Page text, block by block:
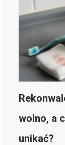
wolno, a
unikać?